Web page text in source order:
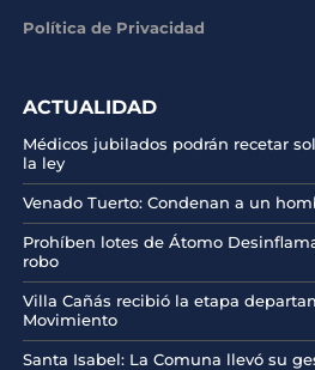
Política de Privacidad
ACTUALIDAD
Médicos jubilados podrán recetar
la ley
Venado Tuerto: Condenan a un
Prohíben lotes de Átomo
robo
Villa Cañás recibió la etapa
Movimiento
Santa Isabel: La Comuna llevó su